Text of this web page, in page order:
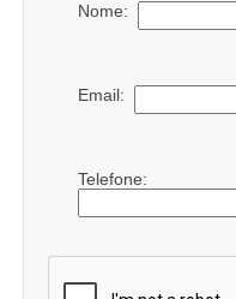
Nome:
Email:
Telefone: